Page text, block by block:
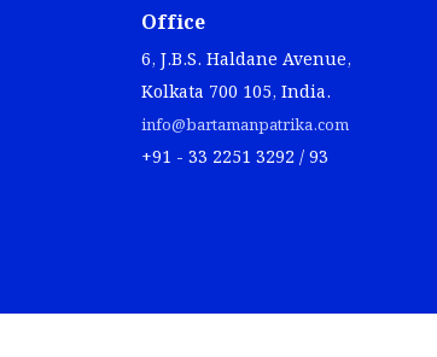
Office
6, J.B.S. Haldane Avenue,
Kolkata 700 105, India.
info@bartamanpatrika.com
+91 - 33 2251 3292 / 93